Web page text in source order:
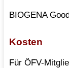
BIOGENA
Kosten
Für ÖFV-